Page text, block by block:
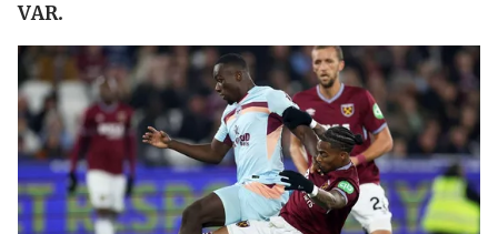
Sự kiện
Bóng đá
Thể thao Điện tử
Các môn khác
VAR.